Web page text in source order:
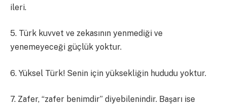
ileri.
5. Türk kuvvet ve zekasının yenmediği ve
yenemeyeceği güçlük yoktur.
6. Yüksel Türk! Senin için yüksekliğin hududu yoktur.
7. Zafer, “zafer benimdir” diyebilenindir. Başarı ise